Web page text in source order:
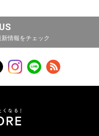
情報をチェック